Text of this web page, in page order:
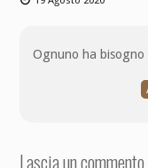
Ognuno ha bisogno
Lascia un commento